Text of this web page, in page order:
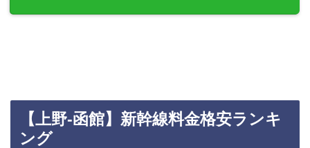
【上野-函館】新幹線料金格安ランキ
ング